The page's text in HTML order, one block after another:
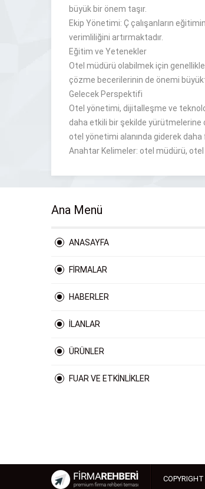
büyük bir önem taşır.
Ekip Yönetimi: Ç çalışanların
verimliliğini artırmaktadır.
Eğitim ve Yetenekler
Otel müdürü olabilmek için
çözme becerilerinin de önemi
Gelecek Perspektifi
Otel yönetimi, dijitalleşme ve
daha etkili bir şekilde yürütmelerine
otel yönetimi alanında giderek
Anahtar Kelimeler: otel müdürü,
Ana Menü
ANASAYFA
FİRMALAR
HABERLER
İLANLAR
ÜRÜNLER
FUAR VE ETKİNLİKLER